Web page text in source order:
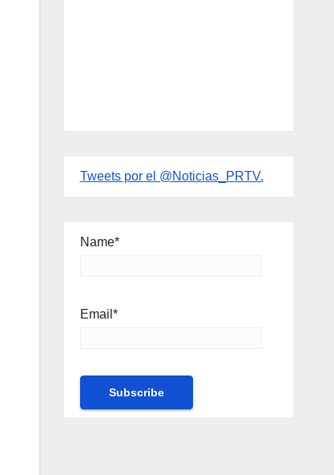
Tweets por el @Noticias_PRTV.
Name*
Email*